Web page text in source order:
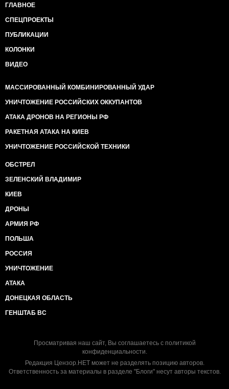
ГЛАВНОЕ
СПЕЦПРОЕКТЫ
ПУБЛИКАЦИИ
КОЛОНКИ
ВИДЕО
МАССИРОВАННЫЙ КОМБИНИРОВАННЫЙ УДАР
УНИЧТОЖЕНИЕ РОССИЙСКИХ ОККУПАНТОВ
АТАКА ДРОНОВ НА РЕГИОНЫ РФ
РАКЕТНАЯ АТАКА НА КИЕВ
УНИЧТОЖЕНИЕ РОССИЙСКОЙ ТЕХНИКИ
ОБСТРЕЛ
ЗЕЛЕНСКИЙ ВЛАДИМИР
КИЕВ
ДРОНЫ
АРМИЯ РФ
ПОЛЬША
РОССИЯ
УНИЧТОЖЕНИЕ
АТАКА
ДОНЕЦКАЯ ОБЛАСТЬ
ГЕНШТАБ ВС
Просматривая наш сайт, Вы соглашаетесь с политикой
конфиденциальности.
Редакция Цензор.НЕТ может не разделять позицию авторов.
Ответственность за материалы в разделе "Блоги" несут авторы текстов.